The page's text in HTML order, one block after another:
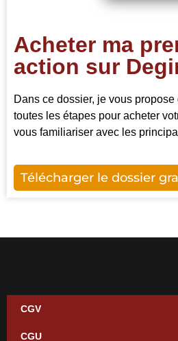
Acheter ma
action sur
Dans ce dossier, je vous
toutes les étapes pour acheter
vous familiariser avec les
Télécharger le dossier
CGV
CGU